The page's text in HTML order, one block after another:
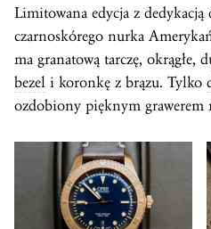
Limitowana edycja z dedykacją
czarnoskórego nurka
ma granatową tarczę, okrągłe,
bezel i koronkę z brązu. Tylko
ozdobiony pięknym grawerem